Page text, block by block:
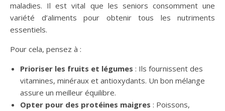
maladies. Il est vital que les seniors consomment une
variété d’aliments pour obtenir tous les nutriments
essentiels.
Pour cela, pensez à :
Prioriser les fruits et légumes : Ils fournissent des
vitamines, minéraux et antioxydants. Un bon mélange
assure un meilleur équilibre.
Opter pour des protéines maigres : Poissons,